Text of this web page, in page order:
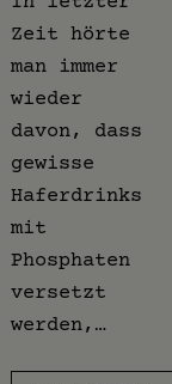
Zeit hörte
man immer
wieder
davon, dass
gewisse
Haferdrinks
mit
Phosphaten
versetzt
werden,…